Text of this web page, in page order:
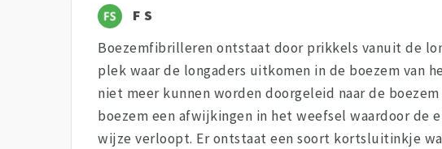
F S
Boezemfibrilleren ontstaat door prikkels vanuit de
plek waar de longaders uitkomen in de boezem van
niet meer kunnen worden doorgeleid naar de
boezem een afwijkingen in het weefsel waardoor de
wijze verloopt. Er ontstaat een soort kortsluitinkje